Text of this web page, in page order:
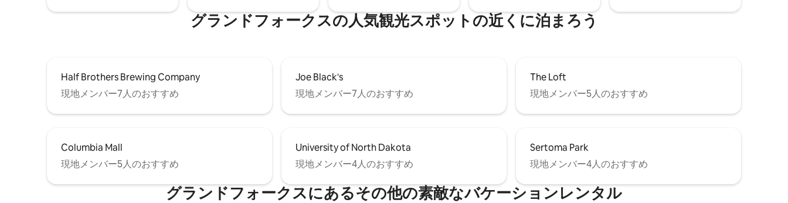
ォークス空軍基地、州間高速道路へのア
クセスが簡単です。
グランドフォークスの人気観光スポットの近くに泊まろう
Half Brothers Brewing Company
現地メンバー7人のおすすめ
Joe Black's
現地メンバー7人のおすすめ
The Loft
現地メンバー5人のおすすめ
Columbia Mall
現地メンバー5人のおすすめ
University of North Dakota
現地メンバー4人のおすすめ
Sertoma Park
現地メンバー4人のおすすめ
グランドフォークスにあるその他の素敵なバケーションレンタル